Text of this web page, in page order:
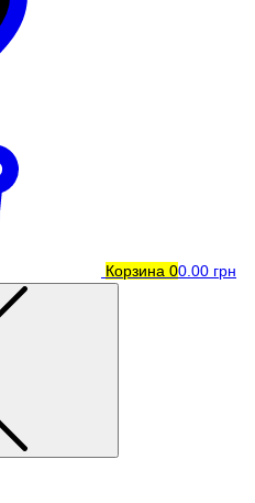
Корзина 00.00 грн